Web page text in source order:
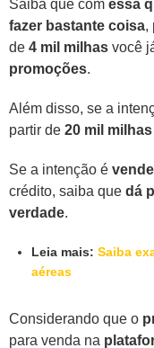
Saiba que com essa
fazer bastante coisa,
de 4 mil milhas você
promoções.
Além disso, se a
partir de 20 mil milhas
Se a intenção é
crédito, saiba que dá
verdade.
Leia mais: Saiba
aéreas
Considerando que o
para venda na